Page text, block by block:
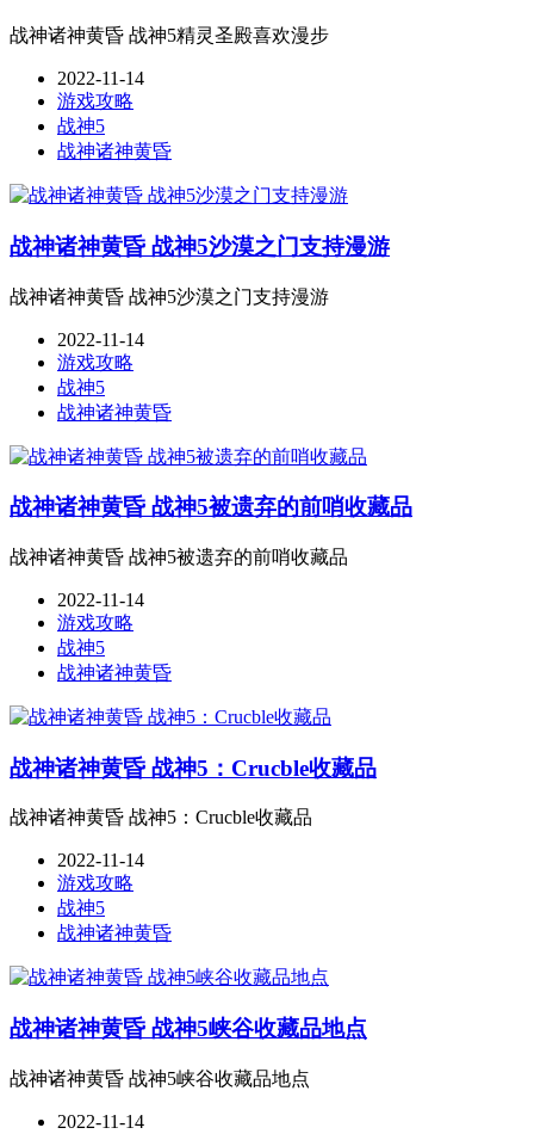
战神诸神黄昏 战神5精灵圣殿喜欢漫步
2022-11-14
游戏攻略
战神5
战神诸神黄昏
战神诸神黄昏 战神5沙漠之门支持漫游
战神诸神黄昏 战神5沙漠之门支持漫游
2022-11-14
游戏攻略
战神5
战神诸神黄昏
战神诸神黄昏 战神5被遗弃的前哨收藏品
战神诸神黄昏 战神5被遗弃的前哨收藏品
2022-11-14
游戏攻略
战神5
战神诸神黄昏
战神诸神黄昏 战神5：Crucble收藏品
战神诸神黄昏 战神5：Crucble收藏品
2022-11-14
游戏攻略
战神5
战神诸神黄昏
战神诸神黄昏 战神5峡谷收藏品地点
战神诸神黄昏 战神5峡谷收藏品地点
2022-11-14